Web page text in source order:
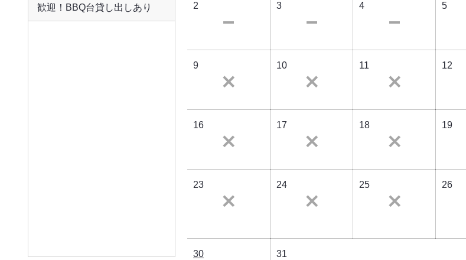
歓迎！BBQ台貸し出しあり
2 3 4 5
9 10 11 12
16 17 18 19
23 24 25 26
30 31